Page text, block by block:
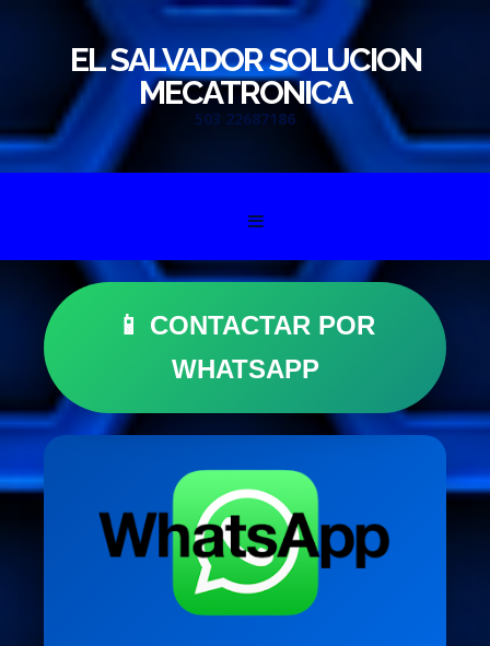
EL SALVADOR SOLUCION
MECATRONICA
503 22687186
Skip to content
📱 CONTACTAR POR
WHATSAPP